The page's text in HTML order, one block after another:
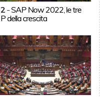
2 -SAP Now 2022, le tre
P della crescita